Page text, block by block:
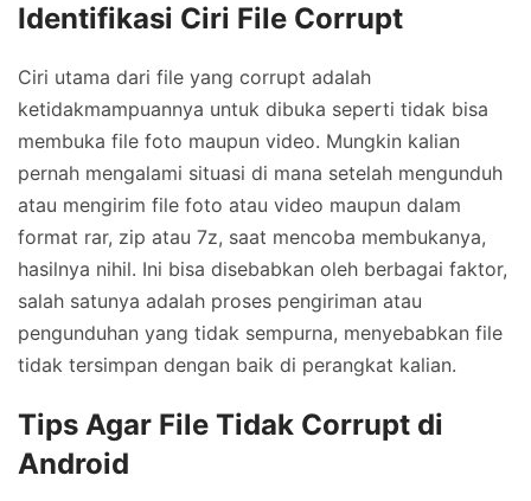
Identifikasi Ciri File Corrupt
Ciri utama dari file yang corrupt adalah
ketidakmampuannya untuk dibuka seperti tidak bisa
membuka file foto maupun video. Mungkin kalian
pernah mengalami situasi di mana setelah mengunduh
atau mengirim file foto atau video maupun dalam
format rar, zip atau 7z, saat mencoba membukanya,
hasilnya nihil. Ini bisa disebabkan oleh berbagai faktor,
salah satunya adalah proses pengiriman atau
pengunduhan yang tidak sempurna, menyebabkan file
tidak tersimpan dengan baik di perangkat kalian.
Tips Agar File Tidak Corrupt di
Android